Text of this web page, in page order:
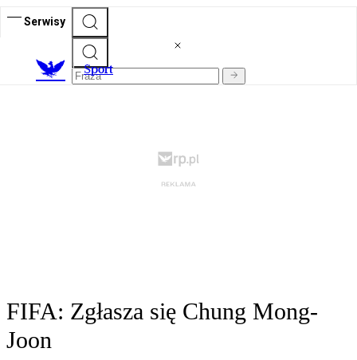
Serwisy
Sport
FIFA: Zgłasza się Chung Mong-
Joon